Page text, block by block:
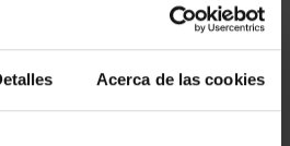
Acerca de las cookies